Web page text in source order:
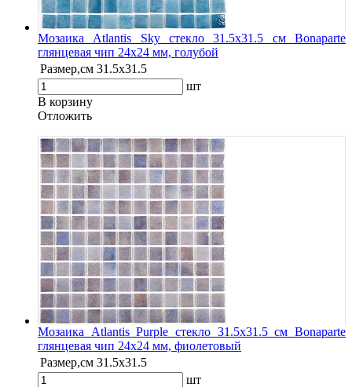
Мозаика Atlantis Sky стекло 31.5х31.5 см Bonaparte
глянцевая чип 24х24 мм, голубой
Размер,см 31.5х31.5
шт
В корзину
Oтложить
Мозаика Atlantis Purple стекло 31.5х31.5 см Bonaparte
глянцевая чип 24х24 мм, фиолетовый
Размер,см 31.5х31.5
шт